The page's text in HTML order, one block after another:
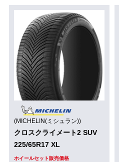
(MICHELIN(ミシュラン))
クロスクライメート2 SUV
225/65R17 XL
ホイールセット販売価格